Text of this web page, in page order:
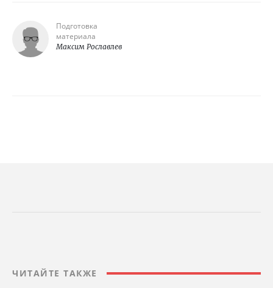
Подготовка
материала
Максим Рославлев
ЧИТАЙТЕ ТАКЖЕ